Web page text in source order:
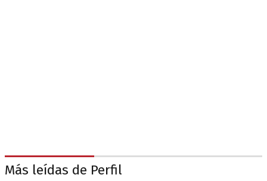
Más leídas de Perfil